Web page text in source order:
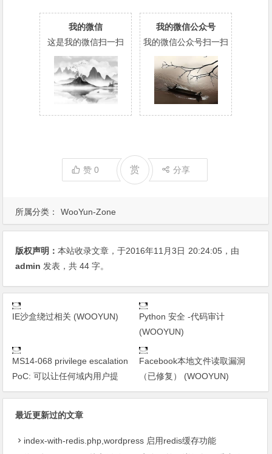
所属分类： WooYun-Zone
我的微信
这是我的微信扫一扫
我的微信公众号
我的微信公众号扫一扫
赞0 赏 分享
版权声明：本站收录文章，于2016年11月3日 20:24:05 ，由
admin 发表，共 44 字。
IE沙盒绕过相关 (WOOYUN)
Python 安全 -代码审计
(WOOYUN)
MS14-068 privilege escalation
PoC: 可以让任何域内用户提
Facebook本地文件读取漏洞
（已修复） (WOOYUN)
最近更新过的文章
index-with-redis.php,wordpress 启用redis缓存功能